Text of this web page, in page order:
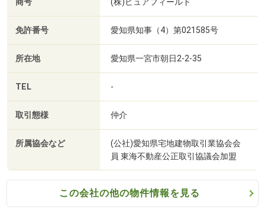
プロのアドバイザーとして【大切な事をお伝えする】をモ
ットーにご提案をさせていただきます。
⑦税金、相続などの専門家と連携し、どんなお悩みにも柔
軟にご対応致します！
商号 (株)ピュアフィールド
免許番号 愛知県知事（4）第021585号
所在地 愛知県一宮市朝日2-2-35
TEL -
取引態様 仲介
所属協会など
(公社)愛知県宅地建物取引業協会会
員 東海不動産公正取引協議会加盟
この会社の他の物件情報を見る